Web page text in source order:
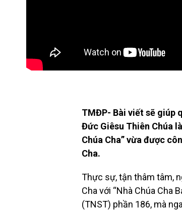
TMĐP- Bài viết sẽ giúp
Đức Giêsu Thiên Chúa
Chúa Cha” vừa được
Cha.
Thực sự, tận thâm tâm,
Cha với “Nhà Chúa Cha
(TNST) phần 186, mà